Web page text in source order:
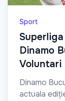
Sport
Dinamo
Voluntari
Dinamo
actuala